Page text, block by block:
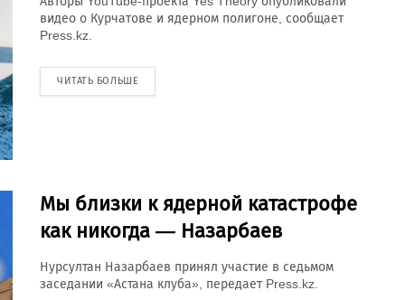
видео о Курчатове и ядерном полигоне, сообщает
Press.kz.
ЧИТАТЬ БОЛЬШЕ
Мы близки к ядерной катастрофе
как никогда — Назарбаев
Нурсултан Назарбаев принял участие в седьмом
заседании «Астана клуба», передает Press.kz.